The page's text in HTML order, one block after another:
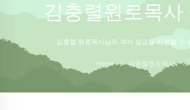
김충렬원로목사
김충렬 원로목사님의 과거 설교를 시청할 수
Home / 김충렬원로목사